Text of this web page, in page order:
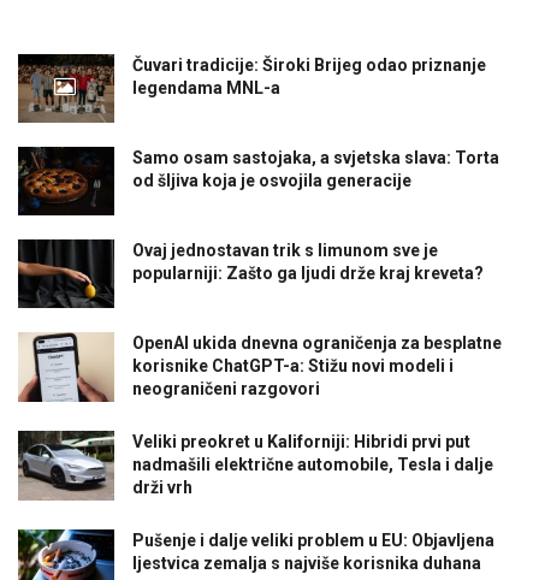
Čuvari tradicije: Široki Brijeg odao priznanje
legendama MNL-a
Samo osam sastojaka, a svjetska slava: Torta
od šljiva koja je osvojila generacije
Ovaj jednostavan trik s limunom sve je
popularniji: Zašto ga ljudi drže kraj kreveta?
OpenAI ukida dnevna ograničenja za besplatne
korisnike ChatGPT-a: Stižu novi modeli i
neograničeni razgovori
Veliki preokret u Kaliforniji: Hibridi prvi put
nadmašili električne automobile, Tesla i dalje
drži vrh
Pušenje i dalje veliki problem u EU: Objavljena
ljestvica zemalja s najviše korisnika duhana